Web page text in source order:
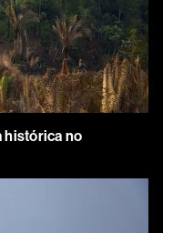
histórica no